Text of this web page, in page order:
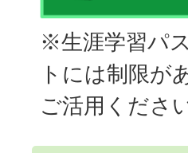
※生涯学習パ
トには制限が
ご活用くださ